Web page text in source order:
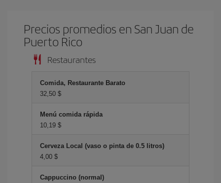
Precios promedios en San Juan de
Puerto Rico
Restaurantes
Comida, Restaurante Barato
32,50 $
Menú comida rápida
10,19 $
Cerveza Local (vaso o pinta de 0.5 litros)
4,00 $
Cappuccino (normal)